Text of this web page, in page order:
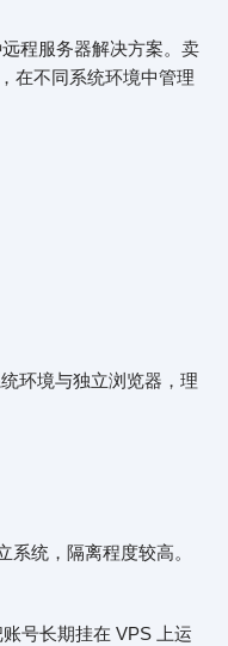
程服务器解决方案。卖
在不同系统环境中管理
环境与独立浏览器，理
系统，隔离程度较高。
号长期挂在 VPS 上运